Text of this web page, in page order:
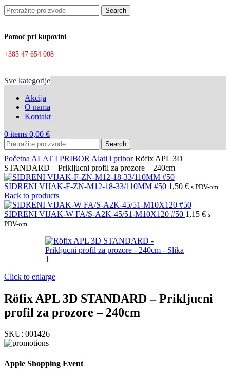
Search
Pomoć pri kupovini
+385 47 654 008
Sve kategorije
Akcija
O nama
Kontakt
0 items 0,00 €
Search
Početna ALAT I PRIBOR Alati i priborRöfix APL 3D
STANDARD – Prikljucni profil za prozore – 240cm
SIDRENI VIJAK-F-ZN-M12-18-33/110MM #50 1,50 € s PDV-om
Back to products
SIDRENI VIJAK-W FA/S-A2K-45/51-M10X120 #50 1,15 € s
PDV-om
Click to enlarge
Röfix APL 3D STANDARD – Prikljucni
profil za prozore – 240cm
SKU: 001426
Apple Shopping Event